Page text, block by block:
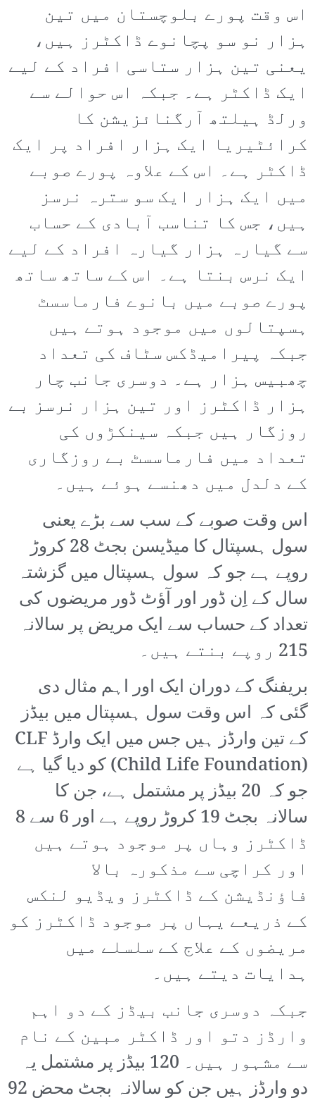
اس وقت پورے بلوچستان میں تین
ہزار نو سو پچانوے ڈاکٹرز ہیں،
یعنی تین ہزار ستاسی افراد کے لیے
ایک ڈاکٹر ہے۔ جبکہ اس حوالے سے
ورلڈ ہیلتھ آرگنائزیشن کا
کرائٹیریا ایک ہزار افراد پر ایک
ڈاکٹر ہے۔ اس کے علاوہ پورے صوبے
میں ایک ہزار ایک سو سترہ نرسز
ہیں، جس کا تناسب آبادی کے حساب
سے گیارہ ہزار گیارہ افراد کے لیے
ایک نرس بنتا ہے۔ اس کے ساتھ ساتھ
پورے صوبے میں بانوے فارماسسٹ
ہسپتالوں میں موجود ہوتے ہیں
جبکہ پیرامیڈکس سٹاف کی تعداد
چھبیس ہزار ہے۔ دوسری جانب چار
ہزار ڈاکٹرز اور تین ہزار نرسز بے
روزگار ہیں جبکہ سینکڑوں کی
تعداد میں فارماسسٹ بے روزگاری
کے دلدل میں دھنسے ہوئے ہیں۔
اس وقت صوبے کے سب سے بڑے یعنی
سول ہسپتال کا میڈیسن بجٹ 28 کروڑ
روپے ہے جو کہ سول ہسپتال میں گزشتہ
سال کے اِن ڈور اور آؤٹ ڈور مریضوں کی
تعداد کے حساب سے ایک مریض پر سالانہ
215 روپے بنتے ہیں۔
بریفنگ کے دوران ایک اور اہم مثال دی
گئی کہ اس وقت سول ہسپتال میں بیڈز
کے تین وارڈز ہیں جس میں ایک وارڈ CLF
(Child Life Foundation) کو دیا گیا ہے
جو کہ 20 بیڈز پر مشتمل ہے، جن کا
سالانہ بجٹ 19 کروڑ روپے ہے اور 6 سے 8
ڈاکٹرز وہاں پر موجود ہوتے ہیں
اور کراچی سے مذکورہ بالا
فاؤنڈیشن کے ڈاکٹرز ویڈیو لنکس
کے ذریعے یہاں پر موجود ڈاکٹرز کو
مریضوں کے علاج کے سلسلے میں
ہدایات دیتے ہیں۔
جبکہ دوسری جانب بیڈز کے دو اہم
وارڈز دتو اور ڈاکٹر مبین کے نام
سے مشہور ہیں۔ 120 بیڈز پر مشتمل یہ
دو وارڈز ہیں جن کو سالانہ بجٹ محض 92